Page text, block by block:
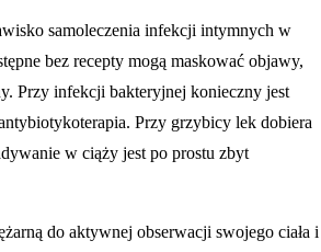
samoleczenia infekcji intymnych w
bez recepty mogą maskować objawy,
Przy infekcji bakteryjnej konieczny jest
Przy grzybicy lek dobiera
w ciąży jest po prostu zbyt
do aktywnej obserwacji swojego ciała i